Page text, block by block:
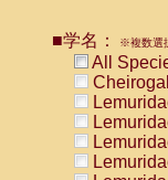
■学名： ※複数選
All